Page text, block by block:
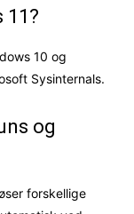
11?
10 og
Sysinternals.
og
forskellige